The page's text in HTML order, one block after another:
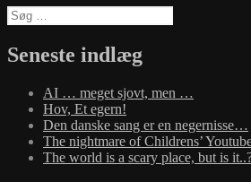
Søg
efter:
Seneste indlæg
AI … meget sjovt, men …
Hov, Et egern!
Den danske sang er en negernisse…
The nightmare of Childrens’
The world is a scary place, but is